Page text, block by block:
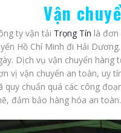
Vận
ty vận tải Trọng Tín là đơn
Hồ Chí Minh đi Hải
Dịch vụ vận chuyển
vị vận chuyển an toàn, uy
quy chuẩn quá các công
đảm bảo hàng hóa an toàn.